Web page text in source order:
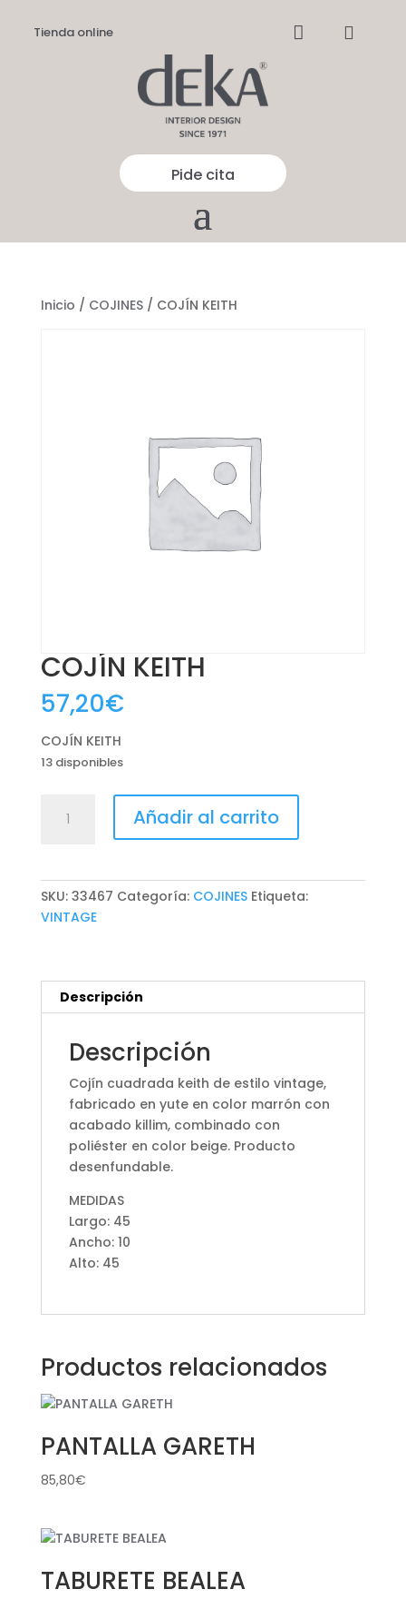
Tienda online  
Pide cita
Inicio / COJINES/ COJÍN KEITH
COJÍN KEITH
57,20€
COJÍN KEITH
13 disponibles
KEITH
Añadir al carrito
SKU: 33467 Categoría: COJINES Etiqueta:
VINTAGE
Descripción
Descripción
Cojín cuadrada keith de estilo vintage,
fabricado en yute en color marrón con
acabado killim, combinado con
poliéster en color beige. Producto
desenfundable.
MEDIDAS
Largo: 45
Ancho: 10
Alto: 45
Productos relacionados
PANTALLA GARETH
85,80€
TABURETE BEALEA